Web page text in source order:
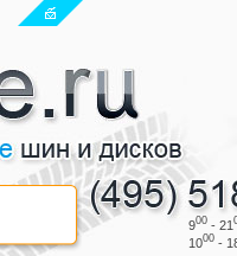
900 - 21
1000 -